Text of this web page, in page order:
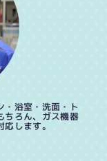
・浴室・洗面・ト
ちろん、ガス機器
します。